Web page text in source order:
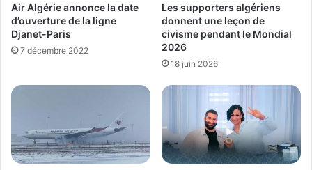
Air Algérie annonce la date
d’ouverture de la ligne
Djanet-Paris
7 décembre 2022
Les supporters algériens
donnent une leçon de
civisme pendant le Mondial
2026
18 juin 2026